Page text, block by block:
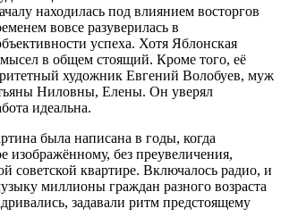
находилась под влиянием восторгов
вовсе разуверилась в
успеха. Хотя Яблонская
в общем стоящий. Кроме того, её
художник Евгений Волобуев, муж
Ниловны, Елены. Он уверял
идеальна.
была написана в годы, когда
изображённому, без преувеличения,
советской квартире. Включалось радио, и
миллионы граждан разного возраста
задавали ритм предстоящему